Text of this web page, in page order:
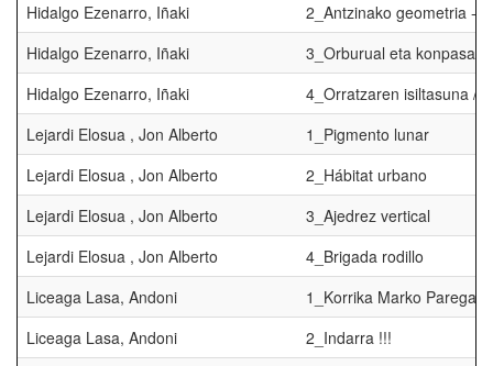
Hidalgo Ezenarro, Iñaki
2_Antzinako geometria -
Hidalgo Ezenarro, Iñaki
3_Orburual eta konpasak
Hidalgo Ezenarro, Iñaki
4_Orratzaren isiltasuna /
Lejardi Elosua , Jon Alberto
1_Pigmento lunar
Lejardi Elosua , Jon Alberto
2_Hábitat urbano
Lejardi Elosua , Jon Alberto
3_Ajedrez vertical
Lejardi Elosua , Jon Alberto
4_Brigada rodillo
Liceaga Lasa, Andoni
1_Korrika Marko
Liceaga Lasa, Andoni
2_Indarra !!!